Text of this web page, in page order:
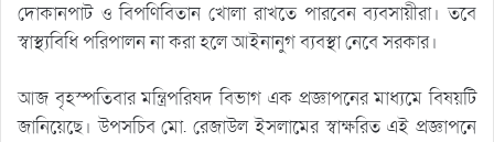
দোকানপাট ও বিপণিবিতান খোলা রাখতে পারবেন ব্যবসায়ীরা। তবে
স্বাস্থ্যবিধি পরিপালন না করা হলে আইনানুগ ব্যবস্থা নেবে সরকার।
আজ বৃহস্পতিবার মন্ত্রিপরিষদ বিভাগ এক প্রজ্ঞাপনের মাধ্যমে বিষয়টি
জানিয়েছে। উপসচিব মো. রেজাউল ইসলামের স্বাক্ষরিত এই প্রজ্ঞাপনে